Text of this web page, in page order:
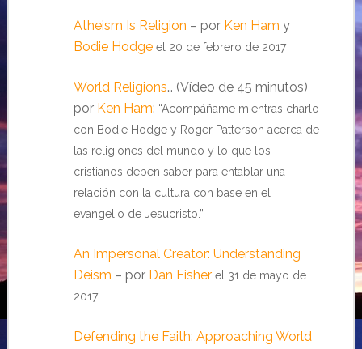
Atheism Is Religion – por Ken Ham y
Bodie Hodge el 20 de febrero de 2017
World Religions… (Vídeo de 45 minutos)
por Ken Ham: “Acompáñame mientras charlo
con Bodie Hodge y Roger Patterson acerca de
las religiones del mundo y lo que los
cristianos deben saber para entablar una
relación con la cultura con base en el
evangelio de Jesucristo.”
An Impersonal Creator: Understanding
Deism – por Dan Fisher el 31 de mayo de
2017
Defending the Faith: Approaching World